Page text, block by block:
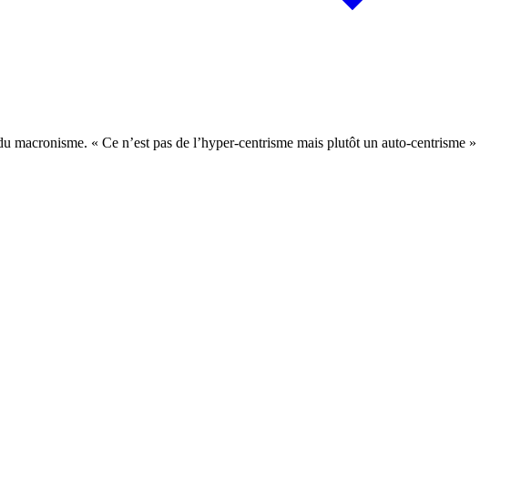
« Ce n’est pas de l’hyper-centrisme mais plutôt un auto-centrisme »